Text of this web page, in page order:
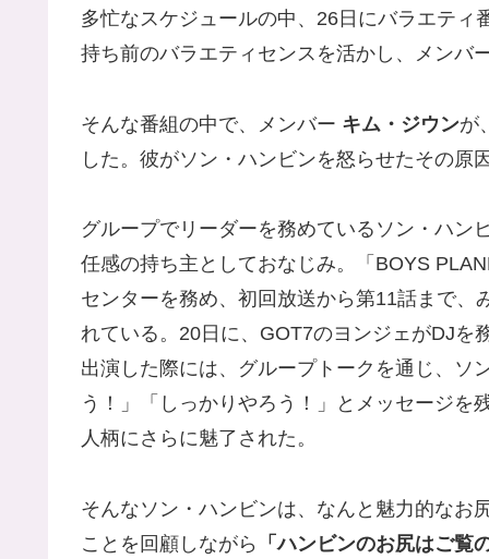
多忙なスケジュールの中、26日にバラエテ
持ち前のバラエティセンスを活かし、メンバ
そんな番組の中で、メンバー キム・ジウンが
した。彼がソン・ハンビンを怒らせたその原
グループでリーダーを務めているソン・ハン
任感の持ち主としておなじみ。「BOYS
センターを務め、初回放送から第11話まで
れている。20日に、GOT7のヨンジェがDJを
出演した際には、グループトークを通じ、ソ
う！」「しっかりやろう！」とメッセージを
人柄にさらに魅了された。
そんなソン・ハンビンは、なんと魅力的なお
ことを回顧しながら
「ハンビンのお尻はご覧